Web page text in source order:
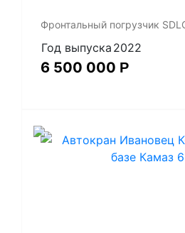
Фронтальный погрузчик
Год выпуска 2022
6 500 000 Р